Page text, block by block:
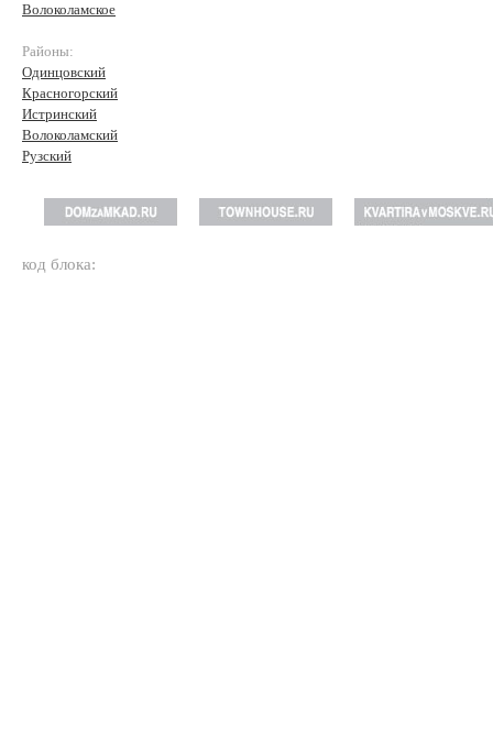
Волоколамское
Районы:
Одинцовский
Красногорский
Истринский
Волоколамский
Рузский
код блока: